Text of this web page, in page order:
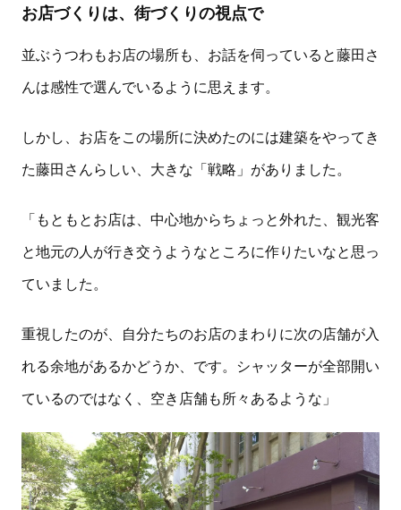
お店づくりは、街づくりの視点で
並ぶうつわもお店の場所も、お話を伺っていると藤田さ
んは感性で選んでいるように思えます。
しかし、お店をこの場所に決めたのには建築をやってき
た藤田さんらしい、大きな「戦略」がありました。
「もともとお店は、中心地からちょっと外れた、観光客
と地元の人が行き交うようなところに作りたいなと思っ
ていました。
重視したのが、自分たちのお店のまわりに次の店舗が入
れる余地があるかどうか、です。シャッターが全部開い
ているのではなく、空き店舗も所々あるような」